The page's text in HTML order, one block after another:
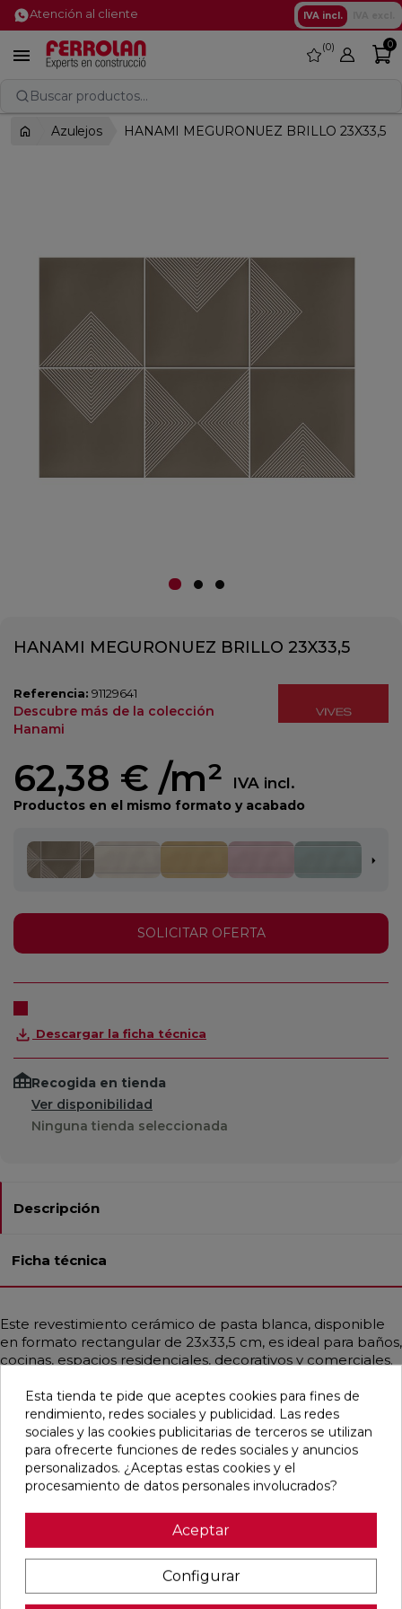
Atención al cliente IVA incl.
 favorite
0 0
Buscar productos...
Azulejos HANAMI MEGURONUEZ BRILLO 23X33,5
HANAMI MEGURONUEZ BRILLO 23X33,5
Referencia: 91129641
Descubre más de la colección
Hanami
62,38 € /m² IVA incl.
Productos en el mismo formato y acabado
SOLICITAR OFERTA
Descargar la ficha técnica
Recogida en tienda
Ver disponibilidad
Ninguna tienda seleccionada
Descripción
Ficha técnica
Este revestimiento cerámico de pasta blanca, disponible
en formato rectangular de 23x33,5 cm, es ideal para baños,
cocinas, espacios residenciales, decorativos y comerciales.
entre un diseño liso o abombado. Este modelo presenta
tonos variados que se combinan de manera alterna, todos
incluidos en la misma caja. Su estilo vintage emula el
diseño hidráulico, predominando el color crema en un
atractivo patrón patchwork.
Pensamos que te puede interesar
favorite favorite favorite favorite
Esta tienda te pide que aceptes cookies para fines de
rendimiento, redes sociales y publicidad. Las redes
sociales y las cookies publicitarias de terceros se utilizan
para ofrecerte funciones de redes sociales y anuncios
personalizados. ¿Aceptas estas cookies y el
procesamiento de datos personales involucrados?
Aceptar
Configurar